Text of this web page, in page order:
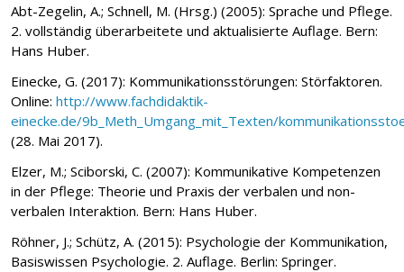
Abt-Zegelin, A.; Schnell, M. (Hrsg.) (2005): Sprache und Pflege.
2. vollständig überarbeitete und aktualisierte Auflage. Bern:
Hans Huber.
Einecke, G. (2017): Kommunikationsstörungen: Störfaktoren.
Online: http://www.fachdidaktik-
einecke.de/9b_Meth_Umgang_mit_Texten/
(28. Mai 2017).
Elzer, M.; Sciborski, C. (2007): Kommunikative Kompetenzen
in der Pflege: Theorie und Praxis der verbalen und non-
verbalen Interaktion. Bern: Hans Huber.
Röhner, J.; Schütz, A. (2015): Psychologie der Kommunikation,
Basiswissen Psychologie. 2. Auflage. Berlin: Springer.